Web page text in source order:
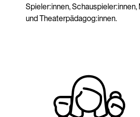
Spieler:innen, Schauspieler:innen,
und Theaterpädagog:innen.